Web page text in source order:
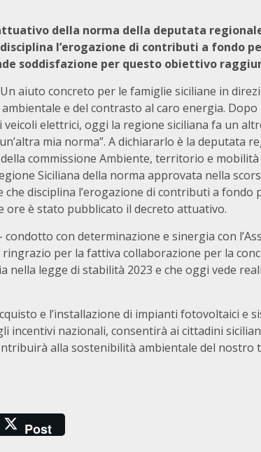
della norma della deputata
l’erogazione di contributi a fondo
soddisfazione per questo obiettivo
aiuto concreto per le famiglie siciliane in
e del contrasto al caro energia. Dopo
veicoli elettrici, oggi la regione siciliana fa un
mia norma”. A dichiararlo è la deputata
commissione Ambiente, territorio e mobilità
Siciliana della norma approvata nella
che disciplina l’erogazione di contributi a
ore è stato pubblicato il decreto attuativo.
con determinazione e sinergia con
per la fattiva collaborazione per la
nella legge di stabilità 2023 e che oggi vede
e l’installazione di impianti fotovoltaici e
incentivi nazionali, consentirà ai cittadini
alla sostenibilità ambientale del nostro
Post